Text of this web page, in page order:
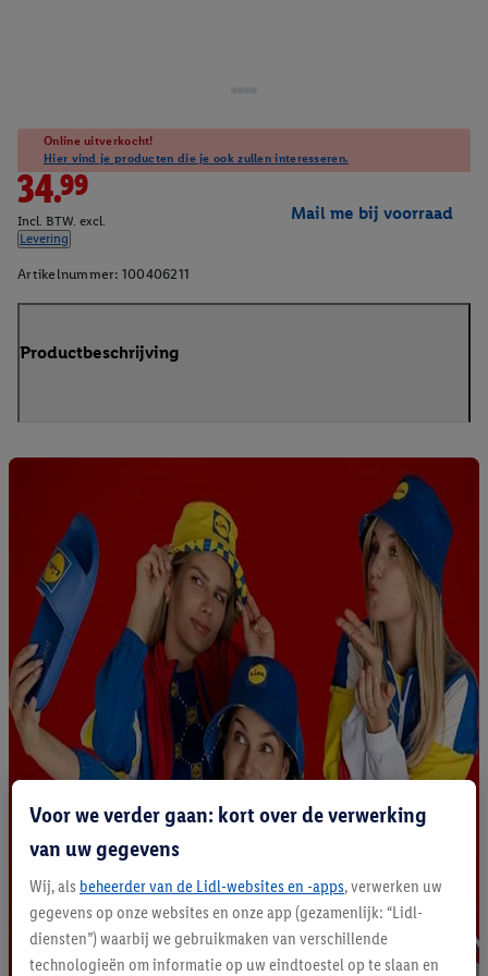
Online uitverkocht!
Hier vind je producten die je ook zullen interesseren.
34.99
Incl. BTW. excl.
Levering
Mail me bij voorraad
Artikelnummer: 100406211
Productbeschrijving
Voor we verder gaan: kort over de verwerking
van uw gegevens
Wij, als beheerder van de Lidl-websites en -apps, verwerken uw
gegevens op onze websites en onze app (gezamenlijk: “Lidl-
diensten”) waarbij we gebruikmaken van verschillende
technologieën om informatie op uw eindtoestel op te slaan en